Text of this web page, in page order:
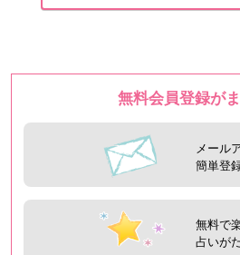
無料会員登録が
メール
簡単登
無料で
占いが